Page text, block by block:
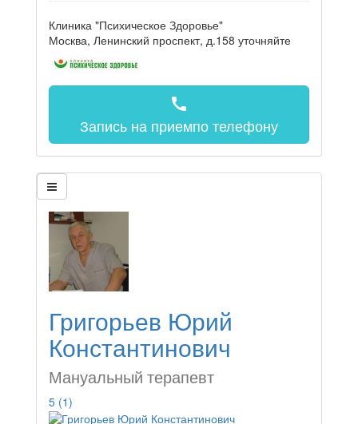
Клиника "Психическое Здоровье"
Москва, Ленинский проспект, д.158 уточняйте
call
Запись на приемпо телефону
Григорьев Юрий
Константинович
Мануальный терапевт
5 (1)